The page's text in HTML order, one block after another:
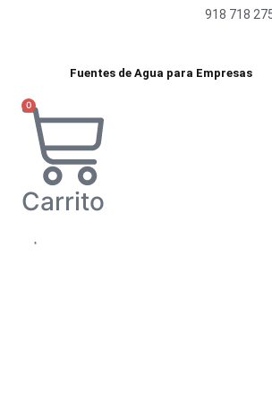
918 718
Fuentes de Agua para Empresas
0
Carrito